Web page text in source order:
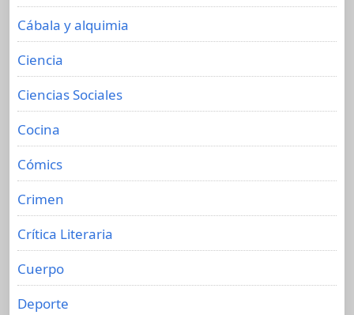
Cábala y alquimia
Ciencia
Ciencias Sociales
Cocina
Cómics
Crimen
Crítica Literaria
Cuerpo
Deporte